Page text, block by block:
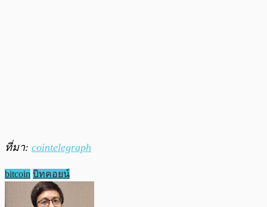
ที่มา: cointelegraph
bitcoin บิทคอยน์